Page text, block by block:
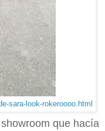
sara-look-rokeroooo.html
que hacía